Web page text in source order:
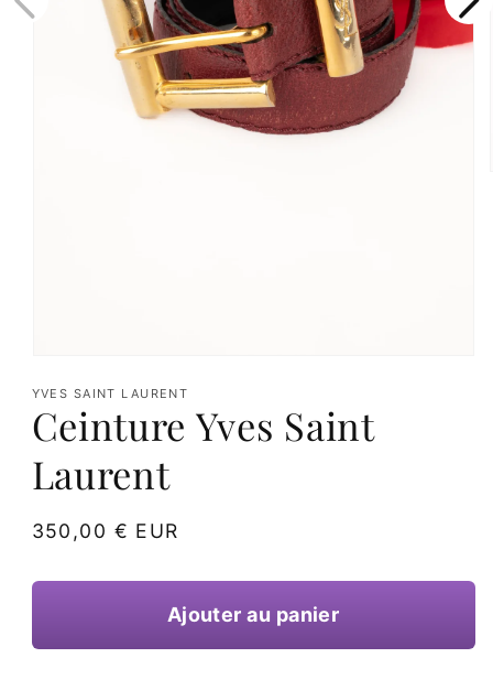
le
média
1
dans
fenêtre
YVES SAINT LAURENT
Ceinture Yves Saint
Laurent
Prix
350,00 € EUR
Ajouter au panier